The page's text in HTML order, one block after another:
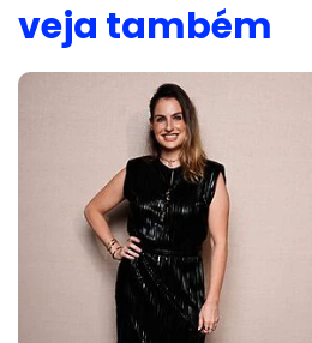
veja também